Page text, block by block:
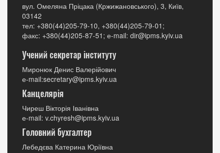
вул. Омеляна Пріцака (Кржижановського), 3, Київ,
03142
тел: +380(44)205-79-10, +380(44)205-79-01;
факс: +380(44)205-87-51; е-mail: dir@ipms.kyiv.ua
Учений секретар інституту
Миронюк Денис Валерійович
е-mail:secretary@ipms.kyiv.ua
Канцелярія
Чиреш Вікторія Іванівна
е-mail: v.chyresh@ipms.kyiv.ua
Головний бухгалтер
Лебедєва Катерина Юріївна